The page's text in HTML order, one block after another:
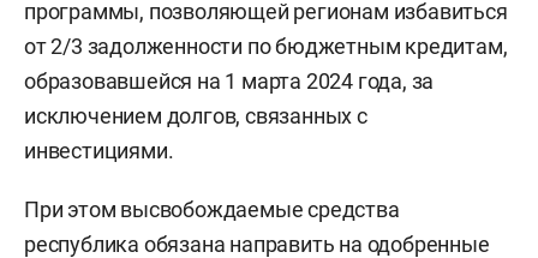
программы, позволяющей регионам избавиться
от 2/3 задолженности по бюджетным кредитам,
образовавшейся на 1 марта 2024 года, за
исключением долгов, связанных с
инвестициями.
При этом высвобождаемые средства
республика обязана направить на одобренные